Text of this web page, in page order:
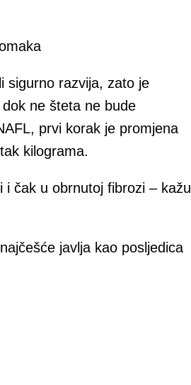
sigurno razvija, zato je
ne šteta ne bude
prvi korak je promjena
kilograma.
i čak u obrnutoj fibrozi – kažu
javlja kao posljedica